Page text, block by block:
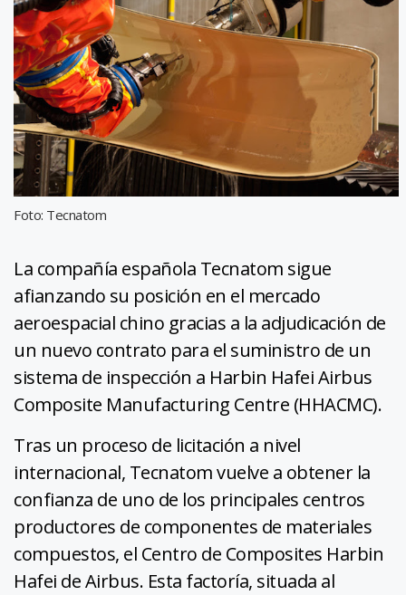
Foto: Tecnatom
La compañía española Tecnatom sigue
afianzando su posición en el mercado
aeroespacial chino gracias a la adjudicación de
un nuevo contrato para el suministro de un
sistema de inspección a Harbin Hafei Airbus
Composite Manufacturing Centre (HHACMC).
Tras un proceso de licitación a nivel
internacional, Tecnatom vuelve a obtener la
confianza de uno de los principales centros
productores de componentes de materiales
compuestos, el Centro de Composites Harbin
Hafei de Airbus. Esta factoría, situada al